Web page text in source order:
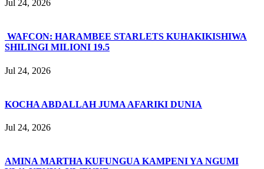
Jul 24, 2026
WAFCON: HARAMBEE STARLETS KUHAKIKISHIWA
SHILINGI MILIONI 19.5
Jul 24, 2026
KOCHA ABDALLAH JUMA AFARIKI DUNIA
Jul 24, 2026
AMINA MARTHA KUFUNGUA KAMPENI YA NGUMI